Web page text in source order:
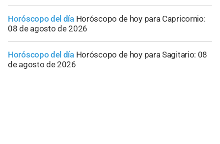
Horóscopo del día Horóscopo de hoy para Capricornio:
08 de agosto de 2026
Horóscopo del día Horóscopo de hoy para Sagitario: 08
de agosto de 2026